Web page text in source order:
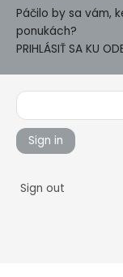
Páčilo by sa vám,
ponukách?
PRIHLÁSIŤ SA KU
Sign in
Sign out